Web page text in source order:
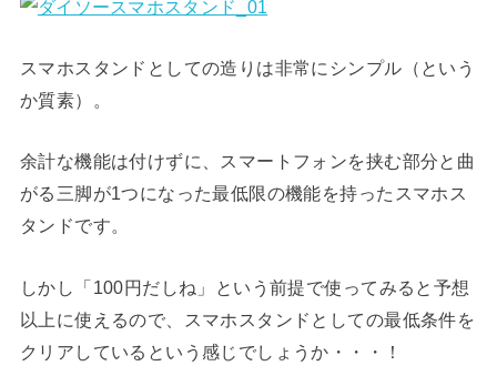
スマホスタンドとしての造りは非常にシンプル（という
か質素）。
余計な機能は付けずに、スマートフォンを挟む部分と曲
がる三脚が1つになった最低限の機能を持ったスマホス
タンドです。
しかし「100円だしね」という前提で使ってみると予想
以上に使えるので、スマホスタンドとしての最低条件を
クリアしているという感じでしょうか・・・！